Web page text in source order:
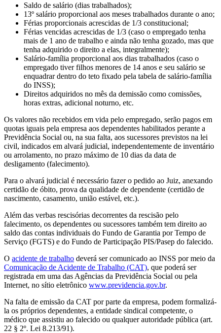
Saldo de salário (dias trabalhados);
13º salário proporcional aos meses trabalhados durante o ano;
Férias proporcionais acrescidas de 1/3 constitucional;
Férias vencidas acrescidas de 1/3 (caso o empregado tenha
mais de 1 ano de trabalho e ainda não tenha gozado, mas que
tenha adquirido o direito a elas, integralmente);
Salário-família proporcional aos dias trabalhados (caso o
empregado tiver filhos menores de 14 anos e seu salário se
enquadrar dentro do teto fixado pela tabela de salário-família
do INSS);
Direitos adquiridos no mês da demissão como comissões,
horas extras, adicional noturno, etc.
Os valores não recebidos em vida pelo empregado, serão pagos em
quotas iguais pela empresa aos dependentes habilitados perante a
Previdência Social ou, na sua falta, aos sucessores previstos na lei
civil, indicados em alvará judicial, independentemente de inventário
ou arrolamento, no prazo máximo de 10 dias da data de
desligamento (falecimento).
Para o alvará judicial é necessário fazer o pedido ao Juiz, anexando
certidão de óbito, prova da qualidade de dependente (certidão de
nascimento, casamento, união estável, etc.).
Além das verbas rescisórias decorrentes da rescisão pelo
falecimento, os dependentes ou sucessores também tem direito ao
saldo das contas individuais do Fundo de Garantia por Tempo de
Serviço (FGTS) e do Fundo de Participação PIS/Pasep do falecido.
O acidente de trabalho deverá ser comunicado ao INSS por meio da
Comunicação de Acidente de Trabalho (CAT), que poderá ser
registrada em uma das Agências da Previdência Social ou pela
Internet, no sítio eletrônico www.previdencia.gov.br.
Na falta de emissão da CAT por parte da empresa, podem formalizá-
la os próprios dependentes, a entidade sindical competente, o
médico que assistiu ao falecido ou qualquer autoridade pública (art.
22 § 2º. Lei 8.213/91).